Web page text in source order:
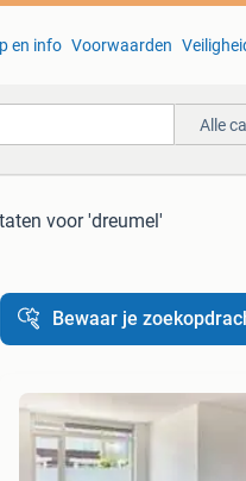
en info Voorwaarden
Alle
voor 'dreumel'
Bewaar je